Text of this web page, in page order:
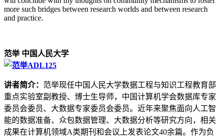
more such bridges between research worlds and between research
and practice.
范举 中国人民大学
讲者简介： 范举现任中国人民大学数据工程与知识工程教育部
重点实验室副教授、博士生导师，中国计算机学会数据库专家
委员会委员、大数据专家委员会委员。近年来聚焦面向人工智
能的数据准备、众包数据管理、大数据分析等研究方向，相关
成果在计算机领域A类期刊和会议上发表论文40余篇。作为负